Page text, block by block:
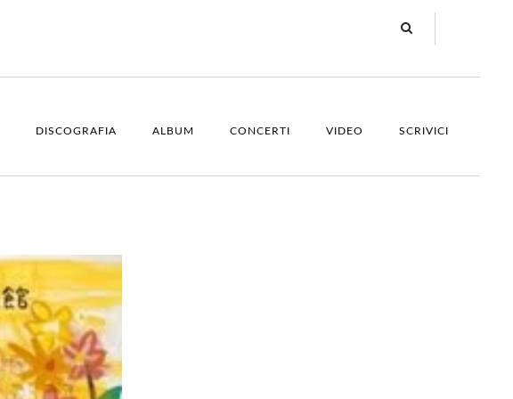
DISCOGRAFIA ALBUM CONCERTI VIDEO SCRIVICI